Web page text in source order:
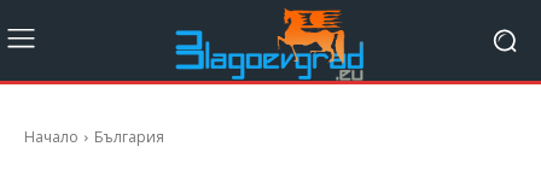
Начало България